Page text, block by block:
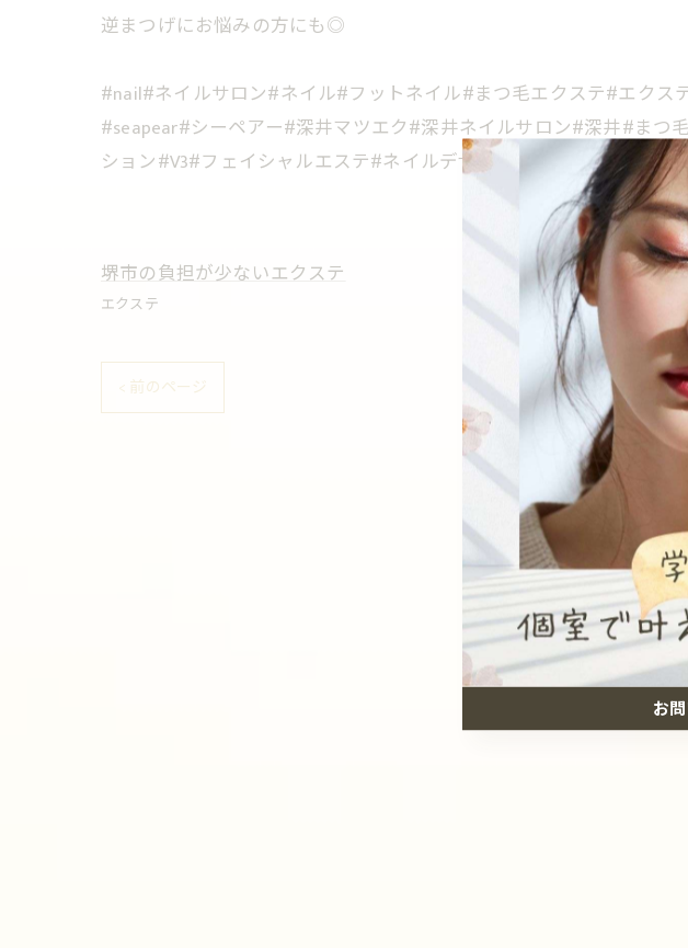
逆まつげにお悩みの方にも◎
#nail#ネイルサロン#ネイル#フットネイル#まつ毛エクステ#エク
#seapear#シーペアー#深井マツエク#深井ネイルサロン#深井#ま
ション#V3#フェイシャルエステ#ネイルデザイン#秋ネイル
堺市の負担が少ないエクステ
エクステ
< 前のページ
#まつげ
お
お